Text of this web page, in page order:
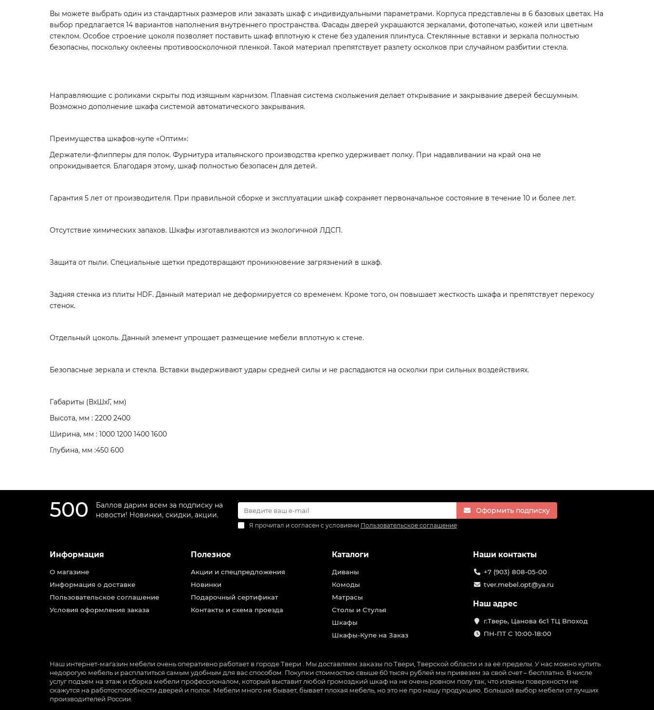
Вы можете выбрать один из стандартных размеров или заказать шкаф с индивидуальными параметрами. Корпуса представлены в 6 базовых цветах. На
выбор предлагается 14 вариантов наполнения внутреннего пространства. Фасады дверей украшаются зеркалами, фотопечатью, кожей или цветным
стеклом. Особое строение цоколя позволяет поставить шкаф вплотную к стене без удаления плинтуса. Стеклянные вставки и зеркала полностью
безопасны, поскольку оклеены противоосколочной пленкой. Такой материал препятствует разлету осколков при случайном разбитии стекла.
Направляющие с роликами скрыты под изящным карнизом. Плавная система скольжения делает открывание и закрывание дверей бесшумным.
Возможно дополнение шкафа системой автоматического закрывания.
Преимущества шкафов-купе «Оптим»:
Держатели-флипперы для полок. Фурнитура итальянского производства крепко удерживает полку. При надавливании на край она не
опрокидывается. Благодаря этому, шкаф полностью безопасен для детей.
Гарантия 5 лет от производителя. При правильной сборке и эксплуатации шкаф сохраняет первоначальное состояние в течение 10 и более лет.
Отсутствие химических запахов. Шкафы изготавливаются из экологичной ЛДСП.
Защита от пыли. Специальные щетки предотвращают проникновение загрязнений в шкаф.
Задняя стенка из плиты HDF. Данный материал не деформируется со временем. Кроме того, он повышает жесткость шкафа и препятствует перекосу
стенок.
Отдельный цоколь. Данный элемент упрощает размещение мебели вплотную к стене.
Безопасные зеркала и стекла. Вставки выдерживают удары средней силы и не распадаются на осколки при сильных воздействиях.
Габариты (ВхШхГ, мм)
Высота, мм : 2200 2400
Ширина, мм : 1000 1200 1400 1600
Глубина, мм :450 600
500
Баллов дарим всем за подписку на
новости! Новинки, скидки, акции.
Оформить подписку
Я прочитал и согласен с условиями Пользовательское соглашение
Информация
О магазине
Информация о доставке
Пользовательское соглашение
Условия оформления заказа
Полезное
Акции и спецпредложения
Новинки
Подарочный сертификат
Контакты и схема проезда
Каталоги
Диваны
Комоды
Матрасы
Столы и Стулья
Шкафы
Шкафы-Купе на Заказ
Наши контакты
+7 (903) 808-05-00
tver.mebel.opt@ya.ru
Наш адрес
г.Тверь, Цанова 6с1 ТЦ Впоход
ПН-ПТ С 10:00-18:00
Наш интернет-магазин мебели очень оперативно работает в городе Твери . Мы доставляем заказы по Твери, Тверской области и за её пределы. У нас можно купить
недорогую мебель и расплатиться самым удобным для вас способом. Покупки стоимостью свыше 60 тысяч рублей мы привезем за свой счет – бесплатно. В числе
услуг подъем на этаж и сборка мебели профессионалом, который выставит любой громоздкий шкаф на не очень ровном полу так, что изъяны поверхности не
скажутся на работоспособности дверей и полок. Мебели много не бывает, бывает плохая мебель, но это не про нашу продукцию. Большой выбор мебели от лучших
производителей России.